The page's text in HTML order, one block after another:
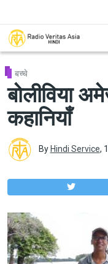
बच्चे
बोलीविया
कहानियाँ
By Hindi Service,